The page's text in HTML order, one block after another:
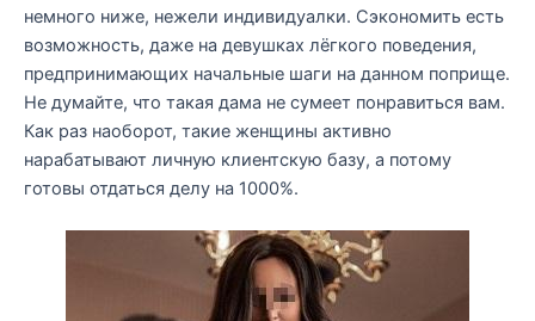
немного ниже, нежели индивидуалки. Сэкономить есть
возможность, даже на девушках лёгкого поведения,
предпринимающих начальные шаги на данном поприще.
Не думайте, что такая дама не сумеет понравиться вам.
Как раз наоборот, такие женщины активно
нарабатывают личную клиентскую базу, а потому
готовы отдаться делу на 1000%.